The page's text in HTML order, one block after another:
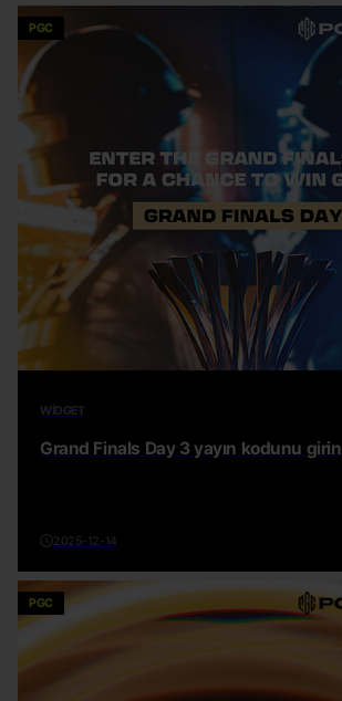
PGC
WIDGET
Grand Finals Day 3 yayın kodunu girin
2025-12-14
PGC